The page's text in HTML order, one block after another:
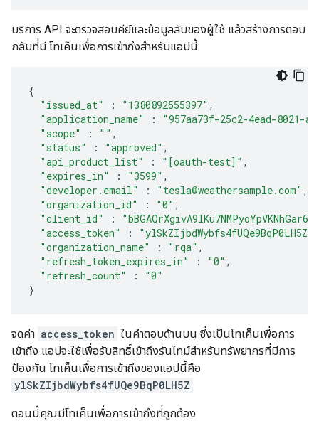
บริการ API จะตรวจสอบคีย์และข้อมูลลับของผู้ใช้ แล้วสร้างการตอบ
กลับที่มี โทเค็นเพื่อการเข้าถึงสำหรับแอปนี้:
{
"issued_at"
: "1380892555397" ,
"application_name"
:
"957aa73f-25c2-4ead-8021-
"scope"
: "" ,
"status"
: "approved" ,
"api_product_list"
: "[oauth-test]" ,
"expires_in"
: "3599" ,
"developer.email"
: "tesla@weathersample.com" ,
"organization_id"
: "0" ,
"client_id"
:
"access_token"
: "ylSkZIjbdWybfs4fUQe9BqP0LH5Z"
"organization_name"
: "rqa" ,
"refresh_token_expires_in"
: "0" ,
"refresh_count"
:
"0"
}
จดค่า access_token ในคำตอบด้านบน ซึ่งเป็นโทเค็นเพื่อการ
เข้าถึง แอปจะใช้เพื่อรับสิทธิ์เข้าถึงรันไทม์สำหรับทรัพยากรที่มีการ
ป้องกัน โทเค็นเพื่อการเข้าถึงของแอปนี้คือ
ylSkZIjbdWybfs4fUQe9BqP0LH5Z
ตอนนี้คุณมีโทเค็นเพื่อการเข้าถึงที่ถูกต้อง